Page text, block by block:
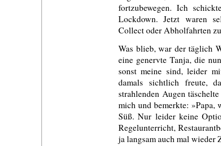
fortzubewegen. Ich
Lockdown. Jetzt waren
Collect oder Abholfahrten
Was blieb, war der täglich
eine genervte Tanja, die
sonst meine sind, leider
damals sichtlich freute,
strahlenden Augen
mich und bemerkte: »Papa,
Süß. Nur leider keine
Regelunterricht,
ja langsam auch mal wieder